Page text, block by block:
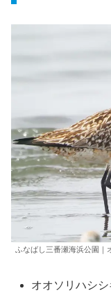
ふなばし三番瀬海浜公園
オオソリハシシ